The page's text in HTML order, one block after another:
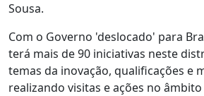
Sousa.
Com o Governo 'deslocado' para
terá mais de 90 iniciativas neste
temas da inovação, qualificações e
realizando visitas e ações no